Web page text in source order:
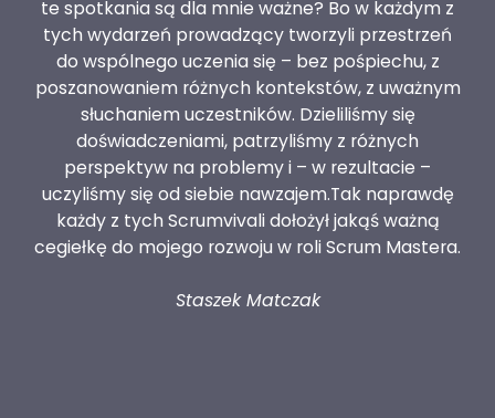
te spotkania są dla mnie ważne? Bo w każdym z
tych wydarzeń prowadzący tworzyli przestrzeń
do wspólnego uczenia się – bez pośpiechu, z
poszanowaniem różnych kontekstów, z uważnym
słuchaniem uczestników. Dzieliliśmy się
doświadczeniami, patrzyliśmy z różnych
perspektyw na problemy i – w rezultacie –
uczyliśmy się od siebie nawzajem.Tak naprawdę
każdy z tych Scrumvivali dołożył jakąś ważną
cegiełkę do mojego rozwoju w roli Scrum Mastera.
Staszek Matczak